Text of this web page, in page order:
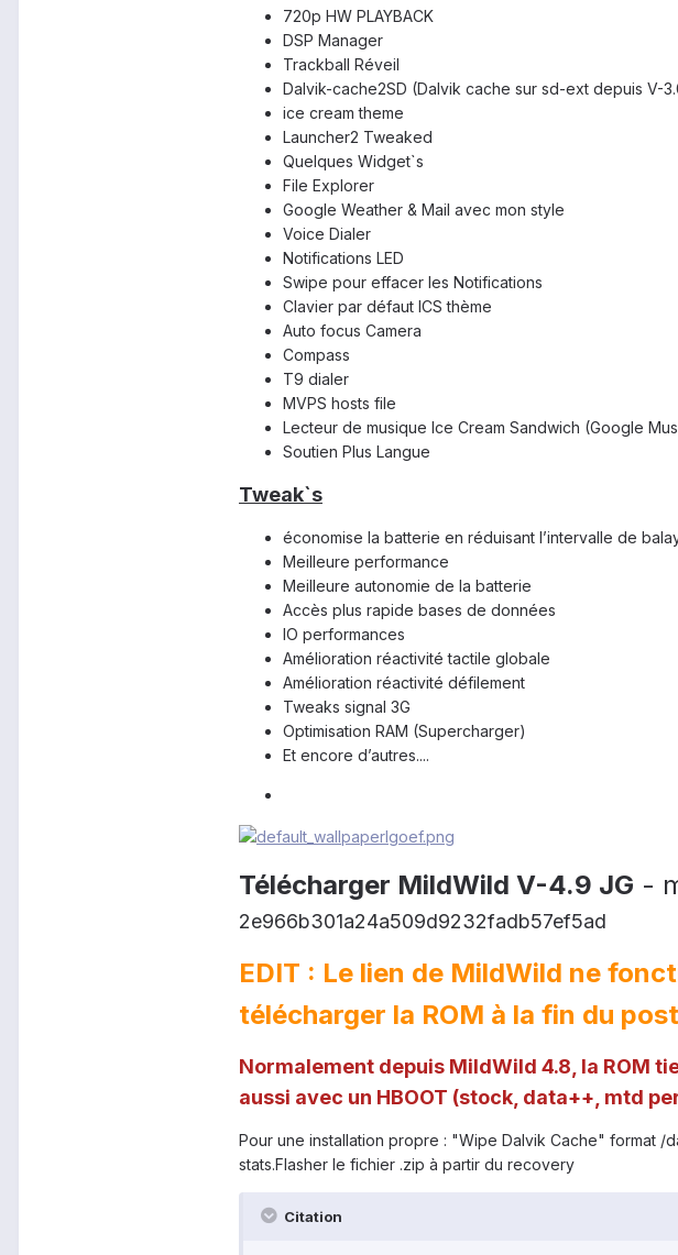
720p HW PLAYBACK
DSP Manager
Trackball Réveil
Dalvik-cache2SD (Dalvik cache sur sd-ext depuis V-
ice cream theme
Launcher2 Tweaked
Quelques Widget`s
File Explorer
Google Weather & Mail avec mon style
Voice Dialer
Notifications LED
Swipe pour effacer les Notifications
Clavier par défaut ICS thème
Auto focus Camera
Compass
T9 dialer
MVPS hosts file
Lecteur de musique Ice Cream Sandwich (Google
Soutien Plus Langue
Tweak`s
économise la batterie en réduisant l’intervalle de
Meilleure performance
Meilleure autonomie de la batterie
Accès plus rapide bases de données
IO performances
Amélioration réactivité tactile globale
Amélioration réactivité défilement
Tweaks signal 3G
Optimisation RAM (Supercharger)
Et encore d’autres....
Télécharger MildWild V-4.9 JG -
2e966b301a24a509d9232fadb57ef5ad
EDIT : Le lien de MildWild ne
télécharger la ROM à la fin du post
Normalement depuis MildWild 4.8, la ROM
aussi avec un HBOOT (stock, data++, mtd
Pour une installation propre : "Wipe Dalvik Cache" format /
stats.Flasher le fichier .zip à partir du recovery
Citation